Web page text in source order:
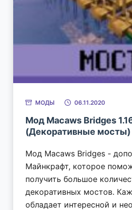
МОДЫ 06.11.2020
Мод Macaws Bridges
(Декоративные мосты)
Мод Macaws Bridges -
Майнкрафт, которое
получить большое
декоративных мостов.
обладает интересной и